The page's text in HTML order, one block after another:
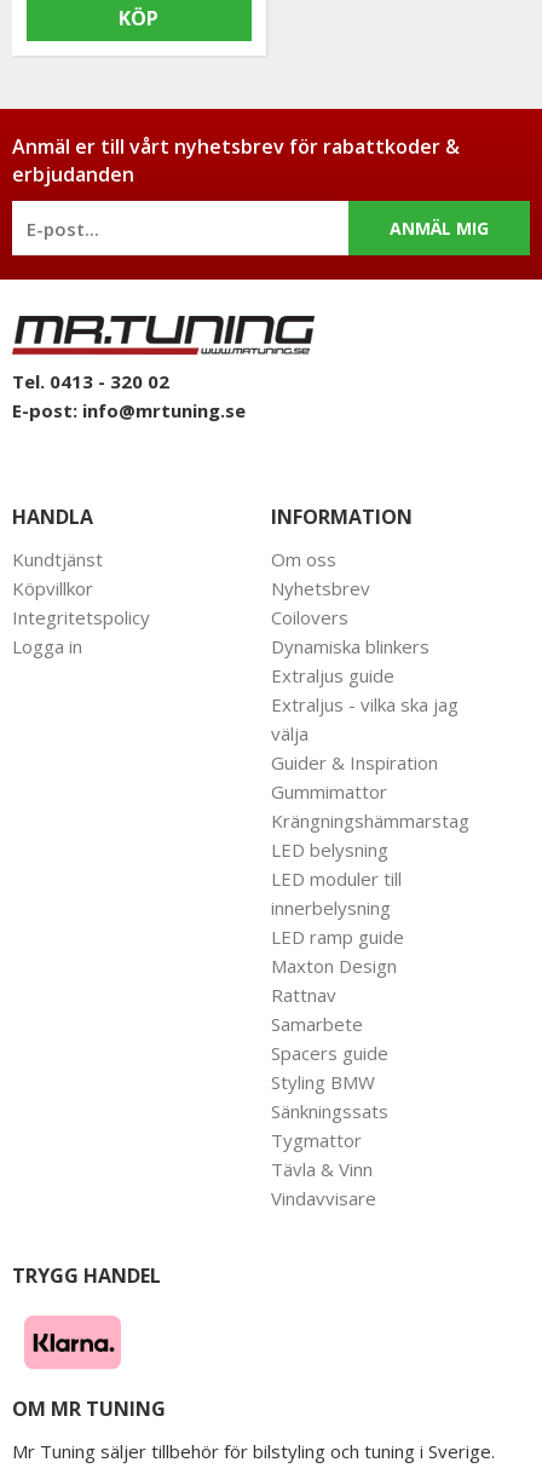
KÖP
Anmäl er till vårt nyhetsbrev för rabattkoder &
erbjudanden
ANMÄL MIG
Tel. 0413 - 320 02
E-post: info@mrtuning.se
HANDLA
Kundtjänst
Köpvillkor
Integritetspolicy
Logga in
INFORMATION
Om oss
Nyhetsbrev
Coilovers
Dynamiska blinkers
Extraljus guide
Extraljus - vilka ska jag
välja
Guider & Inspiration
Gummimattor
Krängningshämmarstag
LED belysning
LED moduler till
innerbelysning
LED ramp guide
Maxton Design
Rattnav
Samarbete
Spacers guide
Styling BMW
Sänkningssats
Tygmattor
Tävla & Vinn
Vindavvisare
TRYGG HANDEL
OM MR TUNING
Mr Tuning säljer tillbehör för bilstyling och tuning i Sverige.